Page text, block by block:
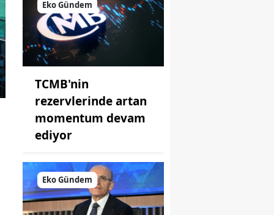
Eko Gündem
TCMB'nin
rezervlerinde artan
momentum devam
ediyor
Eko Gündem